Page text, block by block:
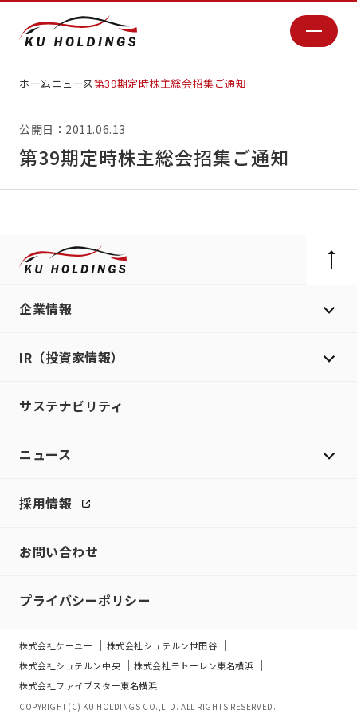
ホームニュース第39期定時株主総会招集ご通知
公開日：2011.06.13
第39期定時株主総会招集ご通知
企業情報
IR（投資家情報）
サステナビリティ
ニュース
採用情報
お問い合わせ
プライバシーポリシー
株式会社ケーユー
株式会社シュテルン世田谷
株式会社シュテルン中央
株式会社モトーレン東名横浜
株式会社ファイブスター東名横浜
COPYRIGHT(C) KU HOLDINGS CO.,LTD. ALL RIGHTS RESERVED.